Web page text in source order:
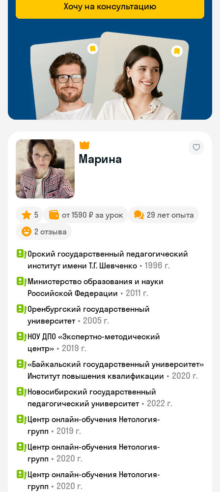
Хочу на консультацию
Марина
5 от 1590 ₽ за урок
29 лет опыта
2 отзыва
Орский государственный педагогический
институт имени Т.Г. Шевченко • 1996 г.
Министерство образования и науки
Российской Федерации • 2011 г.
Оренбургский государственный
университет • 2005 г.
НОУ ДПО «Экспертно-методический
центр» • 2019 г.
«Байкальский государственный университет»
Институт повышения квалификации • 2020 г.
Новосибирский государственный
педагогический университет • 2022 г.
Центр онлайн-обучения Нетология-
групп • 2019 г.
Центр онлайн-обучения Нетология-
групп • 2020 г.
Центр онлайн-обучения Нетология-
групп • 2020 г.